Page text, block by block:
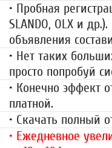
• Пробная
SLANDO, OLX и
объявления
• Нет таких
просто попробуй
• Конечно эффект
платной.
• Скачать полный
• Ежедневное